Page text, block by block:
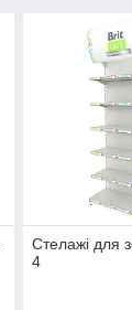
Стелажі для
4